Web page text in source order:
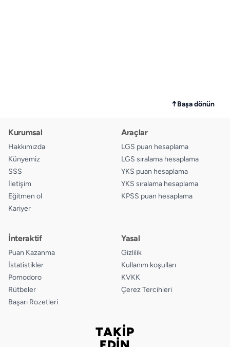
↑Başa dönün
Kurumsal
Hakkımızda
Künyemiz
SSS
İletişim
Eğitmen ol
Kariyer
Araçlar
LGS puan hesaplama
LGS sıralama hesaplama
YKS puan hesaplama
YKS sıralama hesaplama
KPSS puan hesaplama
İnteraktif
Puan Kazanma
İstatistikler
Pomodoro
Rütbeler
Başarı Rozetleri
Yasal
Gizlilik
Kullanım koşulları
KVKK
Çerez Tercihleri
TAKİP